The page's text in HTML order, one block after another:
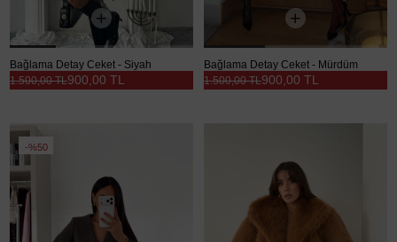
Bağlama Detay Ceket - Siyah
900,00 TL
1.500,00 TL
Bağlama Detay Ceket - Mürdüm
900,00 TL
1.500,00 TL
%50